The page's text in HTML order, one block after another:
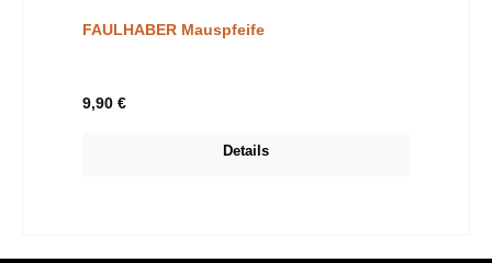
FAULHABER Mauspfeife
Regulärer Preis:
9,90 €
Details